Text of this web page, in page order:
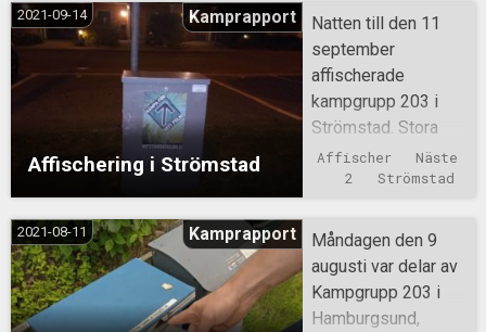
vidare till sparkar
och avväpning av
trubbiga föremål.
Man avslutade
träningen med lite
moment.
Affischering i Strömstad
2021-09-14 Kamprapport
Natten till den 11
september
affischerade
kampgrupp 203 i
Strömstad. Stora
delar av staden
täcktes med
motståndsrörelsen.
Affischer
Näste
2
Strömstad
2021-08-11 Kamprapport
Måndagen den 9
augusti var delar av
Kampgrupp 203 i
Hamburgsund,